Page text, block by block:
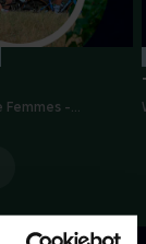
Femmes -